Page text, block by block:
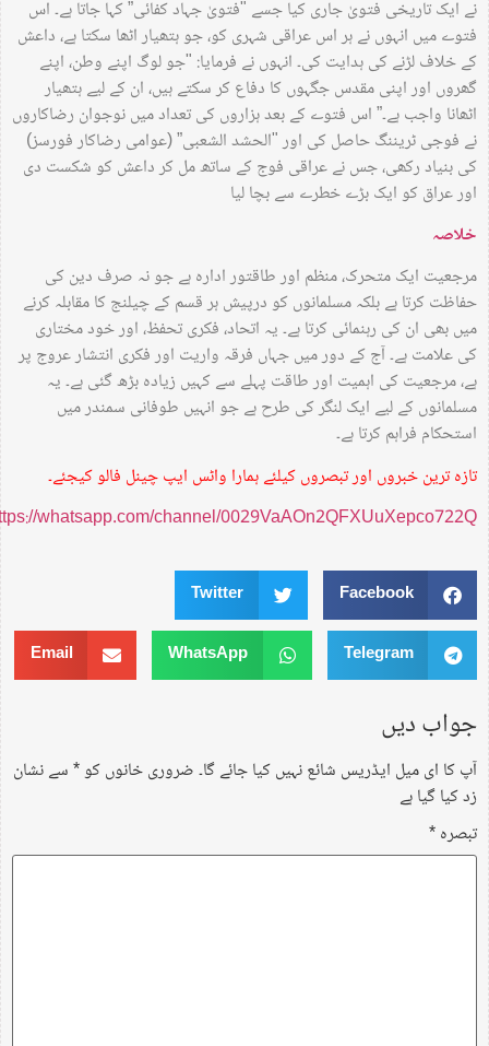
نے ایک تاریخی فتویٰ جاری کیا جسے "فتویٰ جہاد کفائی” کہا جاتا ہے۔ اس
فتوے میں انہوں نے ہر اس عراقی شہری کو، جو ہتھیار اٹھا سکتا ہے، داعش
کے خلاف لڑنے کی ہدایت کی۔ انہوں نے فرمایا: "جو لوگ اپنے وطن، اپنے
گھروں اور اپنی مقدس جگہوں کا دفاع کر سکتے ہیں، ان کے لیے ہتھیار
اٹھانا واجب ہے۔” اس فتوے کے بعد ہزاروں کی تعداد میں نوجوان رضاکاروں
نے فوجی ٹریننگ حاصل کی اور "الحشد الشعبی” (عوامی رضاکار فورسز)
کی بنیاد رکھی، جس نے عراقی فوج کے ساتھ مل کر داعش کو شکست دی
اور عراق کو ایک بڑے خطرے سے بچا لیا
خلاصہ
مرجعیت ایک متحرک، منظم اور طاقتور ادارہ ہے جو نہ صرف دین کی
حفاظت کرتا ہے بلکہ مسلمانوں کو درپیش ہر قسم کے چیلنج کا مقابلہ کرنے
میں بھی ان کی رہنمائی کرتا ہے۔ یہ اتحاد، فکری تحفظ، اور خود مختاری
کی علامت ہے۔ آج کے دور میں جہاں فرقہ واریت اور فکری انتشار عروج پر
ہے، مرجعیت کی اہمیت اور طاقت پہلے سے کہیں زیادہ بڑھ گئی ہے۔ یہ
مسلمانوں کے لیے ایک لنگر کی طرح ہے جو انہیں طوفانی سمندر میں
استحکام فراہم کرتا ہے۔
تازہ ترین خبروں اور تبصروں کیلئے ہمارا واٹس ایپ چینل فالو کیجئے۔
https://whatsapp.com/channel/0029VaAOn2QFXUuXepco722Q
Facebook
Twitter
Telegram
WhatsApp
Email
جواب دیں
آپ کا ای میل ایڈریس شائع نہیں کیا جائے گا۔ضروری خانوں کو*سے نشان
زد کیا گیا ہے
تبصرہ*